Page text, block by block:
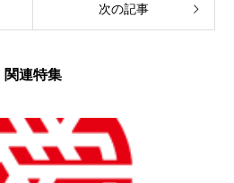
次の記事
関連特集